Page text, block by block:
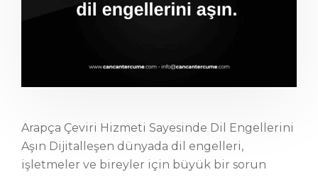
Arapça Çeviri Hizmeti Sayesinde Dil Engellerini
Aşın Dijitalleşen dünyada dil engelleri,
işletmeler ve bireyler için büyük bir sorun